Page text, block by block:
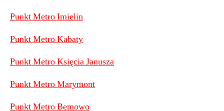
Punkt Metro Imielin
Punkt Metro Kabaty
Punkt Metro Księcia Janusza
Punkt Metro Marymont
Punkt Metro Bemowo